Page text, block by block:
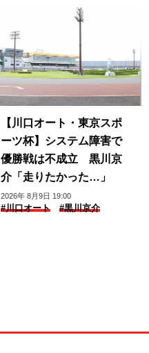
【川口オート・東京スポ
ーツ杯】システム障害で
優勝戦は不成立 黒川京
介「走りたかった…」
2026年 8月9日 19:00
#川口オート #黒川京介